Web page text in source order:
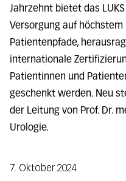
Jahrzehnt bietet das
Versorgung auf
Patientenpfade,
internationale
Patientinnen und
geschenkt werden. Neu
der Leitung von Prof. Dr.
Urologie.
7. Oktober 2024